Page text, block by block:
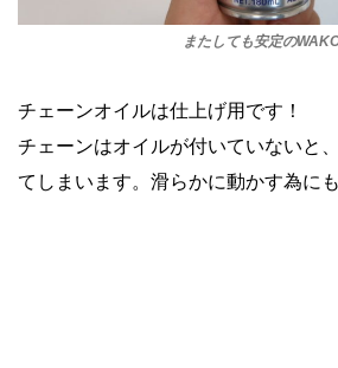
またしても安定の
チェーンオイルは仕上げ用です！
チェーンはオイルが付いていないと
てしまいます。滑らかに動かす為に